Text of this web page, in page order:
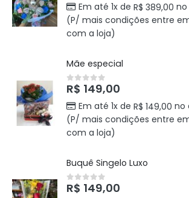
Em até 1x de R$ 389,00
(P/ mais condições entre
com a loja)
Mãe especial
0out of 5
R$ 149,00
Em até 1x de R$ 149,00 no
(P/ mais condições entre
com a loja)
Buquê Singelo Luxo
0out of 5
R$ 149,00